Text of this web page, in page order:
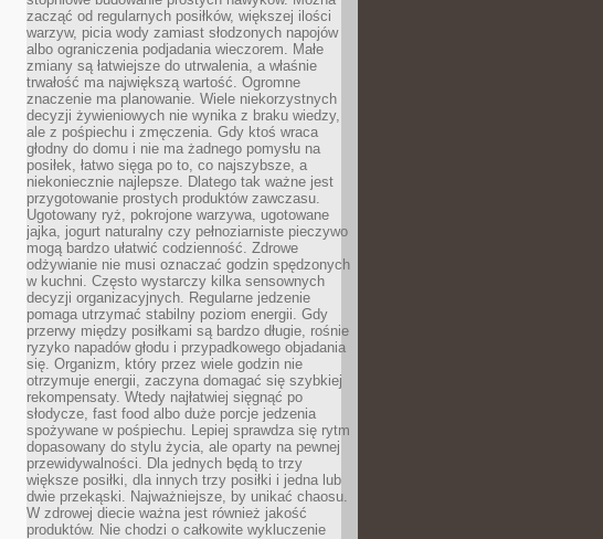
zacząć od regularnych posiłków, większej ilości
warzyw, picia wody zamiast słodzonych napojów
albo ograniczenia podjadania wieczorem. Małe
zmiany są łatwiejsze do utrwalenia, a właśnie
trwałość ma największą wartość. Ogromne
znaczenie ma planowanie. Wiele niekorzystnych
decyzji żywieniowych nie wynika z braku wiedzy,
ale z pośpiechu i zmęczenia. Gdy ktoś wraca
głodny do domu i nie ma żadnego pomysłu na
posiłek, łatwo sięga po to, co najszybsze, a
niekoniecznie najlepsze. Dlatego tak ważne jest
przygotowanie prostych produktów zawczasu.
Ugotowany ryż, pokrojone warzywa, ugotowane
jajka, jogurt naturalny czy pełnoziarniste pieczywo
mogą bardzo ułatwić codzienność. Zdrowe
odżywianie nie musi oznaczać godzin spędzonych
w kuchni. Często wystarczy kilka sensownych
decyzji organizacyjnych. Regularne jedzenie
pomaga utrzymać stabilny poziom energii. Gdy
przerwy między posiłkami są bardzo długie, rośnie
ryzyko napadów głodu i przypadkowego objadania
się. Organizm, który przez wiele godzin nie
otrzymuje energii, zaczyna domagać się szybkiej
rekompensaty. Wtedy najłatwiej sięgnąć po
słodycze, fast food albo duże porcje jedzenia
spożywane w pośpiechu. Lepiej sprawdza się rytm
dopasowany do stylu życia, ale oparty na pewnej
przewidywalności. Dla jednych będą to trzy
większe posiłki, dla innych trzy posiłki i jedna lub
dwie przekąski. Najważniejsze, by unikać chaosu.
W zdrowej diecie ważna jest również jakość
produktów. Nie chodzi o całkowite wykluczenie